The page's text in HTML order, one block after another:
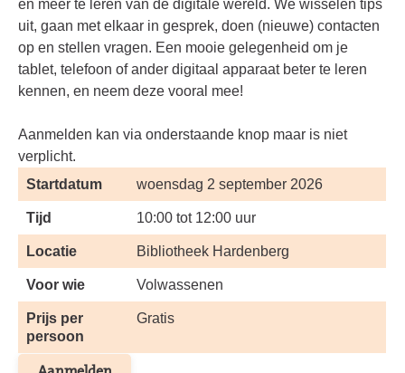
en meer te leren van de digitale wereld. We wisselen tips
uit, gaan met elkaar in gesprek, doen (nieuwe) contacten
op en stellen vragen. Een mooie gelegenheid om je
tablet, telefoon of ander digitaal apparaat beter te leren
kennen, en neem deze vooral mee!
Aanmelden kan via onderstaande knop maar is niet
verplicht.
Startdatum
woensdag 2 september 2026
Tijd 10:00 tot 12:00 uur
Locatie Bibliotheek Hardenberg
Voor wie Volwassenen
Prijs per
persoon
Gratis